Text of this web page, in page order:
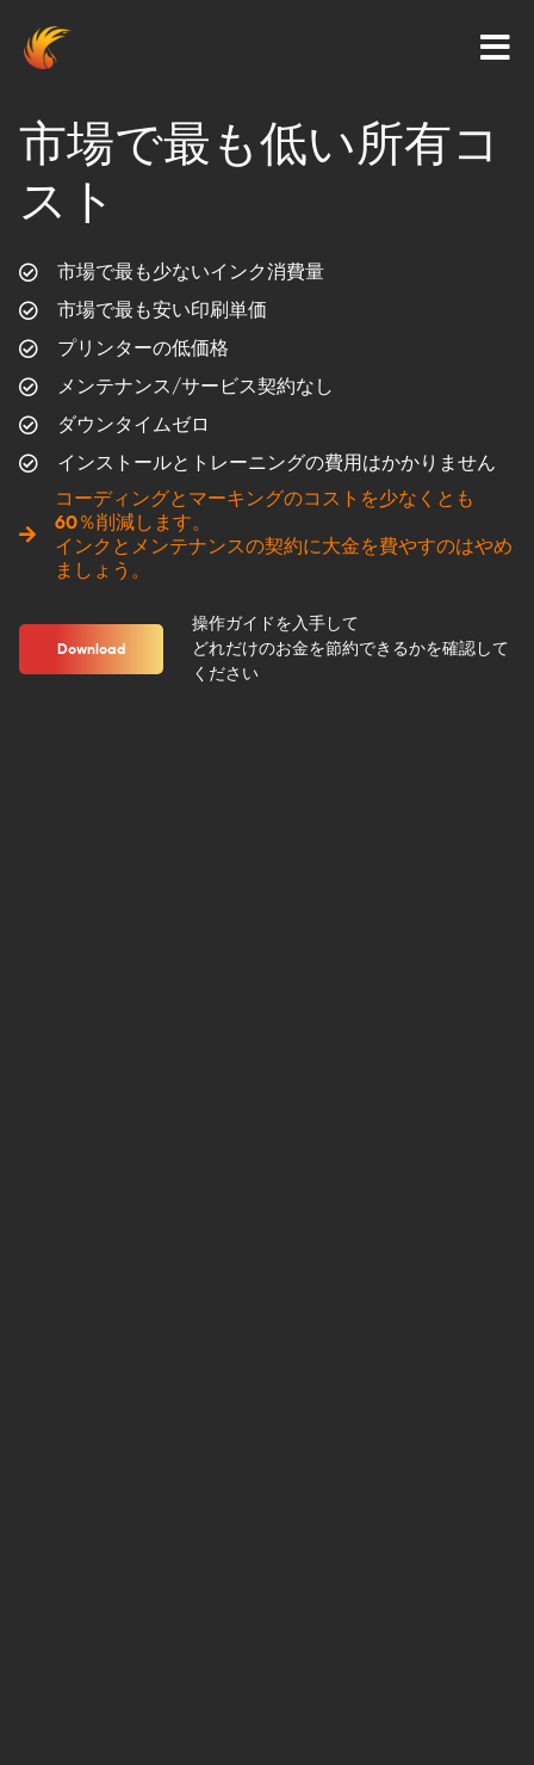
市場で最も低い所有コ
スト
市場で最も少ないインク消費量
市場で最も安い印刷単価
プリンターの低価格
メンテナンス/サービス契約なし
ダウンタイムゼロ
インストールとトレーニングの費用はかかりません
コーディングとマーキングのコストを少なくとも
60％削減します。
インクとメンテナンスの契約に大金を費やすのはやめ
ましょう。
Download
操作ガイドを入手して
どれだけのお金を節約できるかを確認して
ください